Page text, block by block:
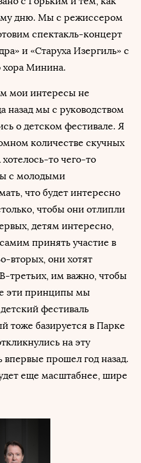
дню. Мы с режиссером
спектакль-концерт
и «Старуха Изергиль» с
хора Минина.
мои интересы не
назад мы с руководством
о детском фестивале. Я
количестве скучных
то чего-то
с молодыми
что будет интересно
чтобы они отлипли
детям интересно,
принять участие в
вторых, они хотят
третьих, им важно, чтобы
эти принципы мы
фестиваль
тоже базируется в Парке
на эту
впервые прошел год назад.
еще масштабнее, шире